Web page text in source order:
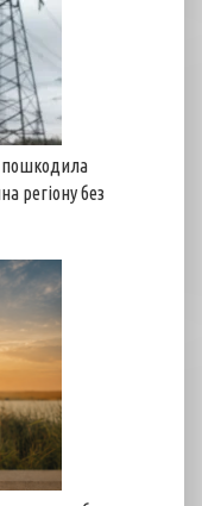
пошкодила
регіону без